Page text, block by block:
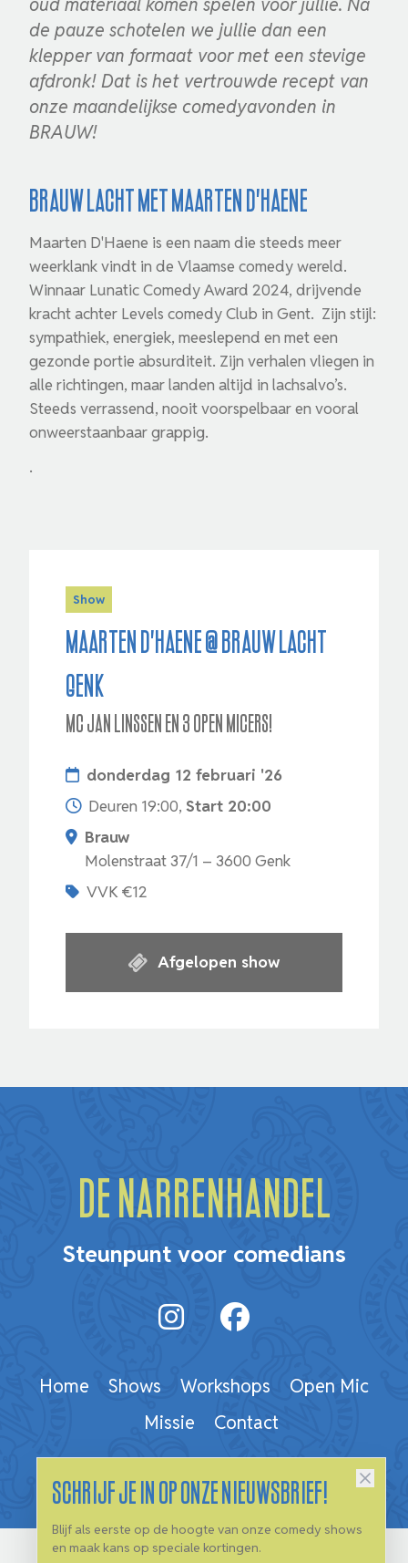
de pauze schotelen we jullie dan een
klepper van formaat voor met een stevige
afdronk! Dat is het vertrouwde recept van
onze maandelijkse comedyavonden in
BRAUW!
Brauw lacht met Maarten D'Haene
Maarten D'Haene is een naam die steeds meer
weerklank vindt in de Vlaamse comedy wereld.
Winnaar Lunatic Comedy Award 2024, drijvende
kracht achter Levels comedy Club in Gent. Zijn stijl:
sympathiek, energiek, meeslepend en met een
gezonde portie absurditeit. Zijn verhalen vliegen in
alle richtingen, maar landen altijd in lachsalvo’s.
Steeds verrassend, nooit voorspelbaar en vooral
onweerstaanbaar grappig.
.
Show
Maarten D'Haene @ Brauw Lacht
Genk
MC Jan Linssen en 3 open micers!
donderdag 12 februari '26
Deuren 19:00, Start 20:00
Brauw
Molenstraat 37/1 – 3600 Genk
VVK €12
Afgelopen show
De Narrenhandel
Steunpunt voor comedians
Home Shows Workshops
Open Mic
Missie
Contact
Schrijf je in op onze nieuwsbrief!
Blijf als eerste op de hoogte van onze comedy shows
en maak kans op speciale kortingen.